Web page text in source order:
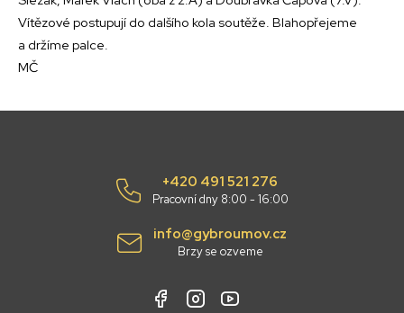
Vítězové postupují do dalšího kola soutěže. Blahopřejeme
a držíme palce.
MČ
+420 491 521 276
Pracovní dny 8:00 - 16:00
info@gybroumov.cz
Brzy se ozveme